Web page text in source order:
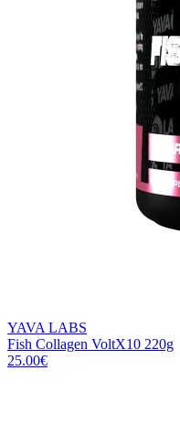
YAVA LABS
Fish Collagen VoltX10 220g
25.00€